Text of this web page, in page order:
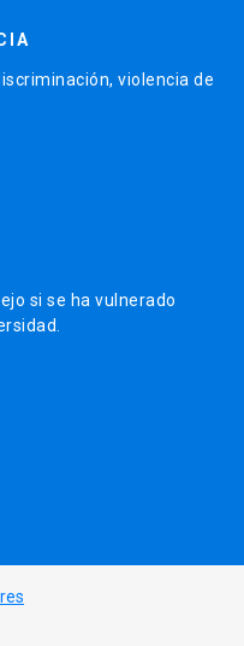
violencia de
si se ha vulnerado